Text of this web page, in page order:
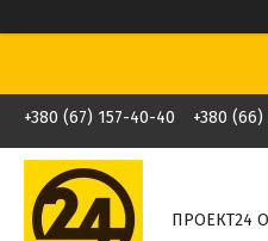
+380 (67) 157-40-40 +380
ПРОЕКТ24